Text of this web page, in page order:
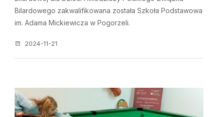
Bilardowego zakwalifikowana została Szkoła Podstawowa
im. Adama Mickiewicza w Pogorzeli.
2024-11-21